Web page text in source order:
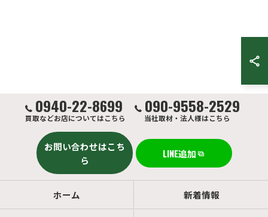
0940-22-8699
買取などお店についてはこちら
090-9558-2529
当社取材・法人様はこちら
お問い合わせはこち
ら
LINE追加
ホーム 新着情報